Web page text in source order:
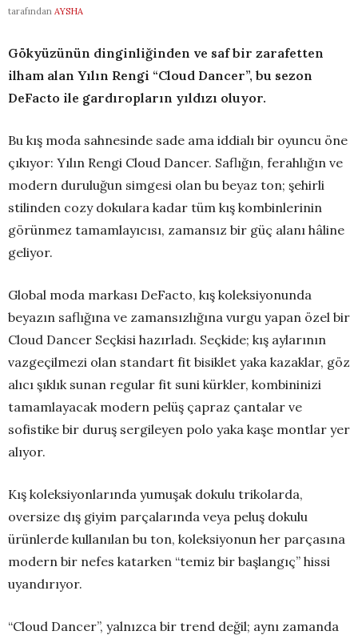
tarafından AYSHA
Gökyüzünün dinginliğinden ve saf bir zarafetten
ilham alan Yılın Rengi “Cloud Dancer”, bu sezon
DeFacto ile gardıropların yıldızı oluyor.
Bu kış moda sahnesinde sade ama iddialı bir oyuncu öne
çıkıyor: Yılın Rengi Cloud Dancer. Saflığın, ferahlığın ve
modern duruluğun simgesi olan bu beyaz ton; şehirli
stilinden cozy dokulara kadar tüm kış kombinlerinin
görünmez tamamlayıcısı, zamansız bir güç alanı hâline
geliyor.
Global moda markası DeFacto, kış koleksiyonunda
beyazın saflığına ve zamansızlığına vurgu yapan özel bir
Cloud Dancer Seçkisi hazırladı. Seçkide; kış aylarının
vazgeçilmezi olan standart fit bisiklet yaka kazaklar, göz
alıcı şıklık sunan regular fit suni kürkler, kombininizi
tamamlayacak modern pelüş çapraz çantalar ve
sofistike bir duruş sergileyen polo yaka kaşe montlar yer
alıyor.
Kış koleksiyonlarında yumuşak dokulu trikolarda,
oversize dış giyim parçalarında veya peluş dokulu
ürünlerde kullanılan bu ton, koleksiyonun her parçasına
modern bir nefes katarken “temiz bir başlangıç” hissi
uyandırıyor.
“Cloud Dancer”, yalnızca bir trend değil; aynı zamanda